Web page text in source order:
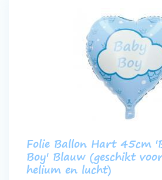
Folie Ballon Hart 45cm
Boy' Blauw (geschikt voor
helium en lucht)